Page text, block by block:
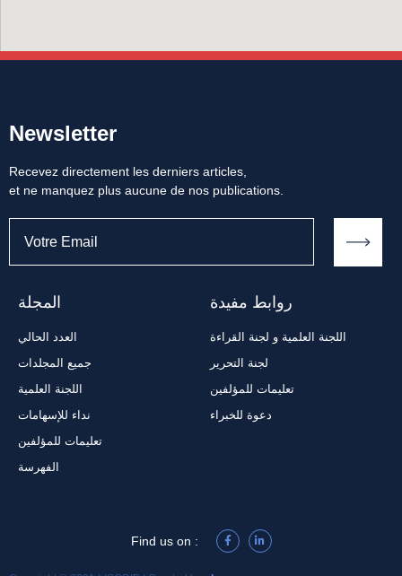
Newsletter
Recevez directement les derniers articles,
et ne manquez plus aucune de nos publications.
المجلة
العدد الحالي
جميع المجلدات
اللجنة العلمية
نداء للإسهامات
تعليمات للمؤلفين
الفهرسة
روابط مفيدة
اللجنة العلمية و لجنة القراءة
لجنة التحرير
تعليمات للمؤلفين
دعوة للخبراء
Find us on :